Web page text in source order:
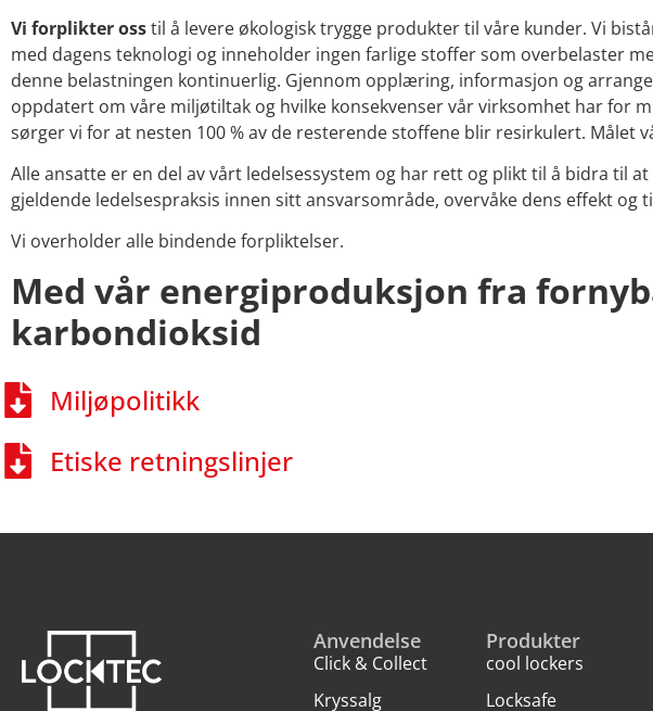
Vi forplikter osstil å levere økologisk trygge produkter til våre kunder. Vi
med dagens teknologi og inneholder ingen farlige stoffer som overbelaster
denne belastningen kontinuerlig. Gjennom opplæring, informasjon og
oppdatert om våre miljøtiltak og hvilke konsekvenser vår virksomhet har for
sørger vi for at nesten 100 % av de resterende stoffene blir resirkulert. Målet
Alle ansatte er en del av vårt ledelsessystem og har rett og plikt til å bidra
gjeldende ledelsespraksis innen sitt ansvarsområde, overvåke dens effekt og
Vi overholder alle bindende forpliktelser.
Med vår energiproduksjon fra
karbondioksid
Miljøpolitikk
Etiske retningslinjer
Anvendelse
Click & Collect
Kryssalg
Produkter
cool lockers
Locksafe